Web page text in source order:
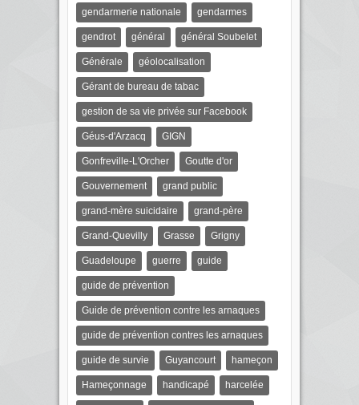
gendarmerie nationale gendarmes
gendrot général général Soubelet
Générale géolocalisation
Gérant de bureau de tabac
gestion de sa vie privée sur Facebook
Géus-d'Arzacq GIGN
Gonfreville-L'Orcher Goutte d'or
Gouvernement grand public
grand-mère suicidaire grand-père
Grand-Quevilly Grasse Grigny
Guadeloupe guerre guide
guide de prévention
Guide de prévention contre les arnaques
guide de prévention contres les arnaques
guide de survie Guyancourt hameçon
Hameçonnage handicapé harcelée